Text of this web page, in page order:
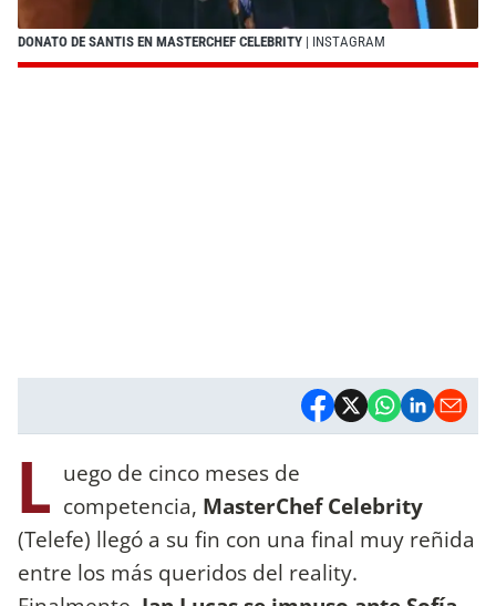
DONATO DE SANTIS EN MASTERCHEF CELEBRITY | INSTAGRAM
L uego de cinco meses de
competencia, MasterChef Celebrity
(Telefe) llegó a su fin con una final muy reñida
entre los más queridos del reality.